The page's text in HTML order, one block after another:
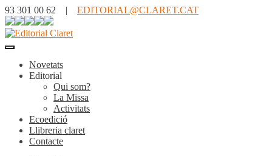
93 301 00 62 | EDITORIAL@CLARET.CAT
Novetats
Editorial
Qui som?
La Missa
Activitats
Ecoedició
Llibreria claret
Contacte